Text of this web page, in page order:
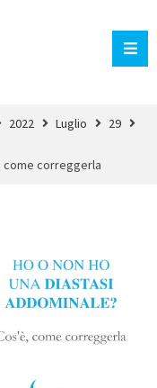
2022 Luglio
29
come correggerla